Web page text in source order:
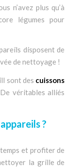
n’avez plus qu’à
légumes pour
disposent de
de nettoyage !
sont des cuissons
véritables alliés
?
et profiter de
la grille de